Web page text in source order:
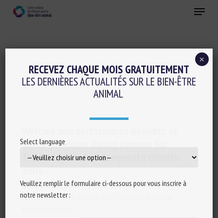
Menu
MOT-CLÉS :ROBUSTESSE
shade provision during summer for
feedlot cattle in a temperate climatic
David W Miller, Anne L Barnes, Teresa Collins,
Liselotte Pannier, Joshua Aleri, Shane K Maloney,
RECEVEZ CHAQUE MOIS GRATUITEMENT
LES DERNIÈRES ACTUALITÉS SUR LE BIEN-ÊTRE
ANIMAL
Select language
Veuillez remplir le formulaire ci-dessous pour vous inscrire à
notre newsletter :
×